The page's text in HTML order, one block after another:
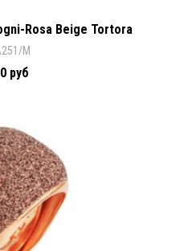
Rosa Beige Tortora
M
руб